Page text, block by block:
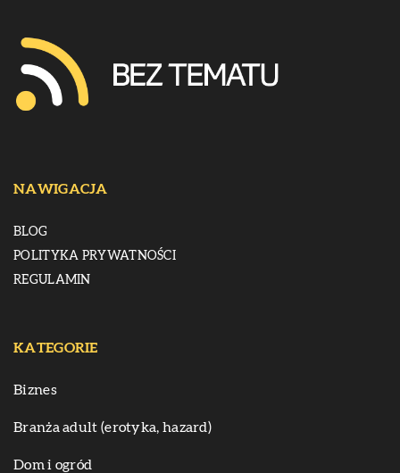
NAWIGACJA
BLOG
POLITYKA PRYWATNOŚCI
REGULAMIN
KATEGORIE
Biznes
Branża adult (erotyka, hazard)
Dom i ogród